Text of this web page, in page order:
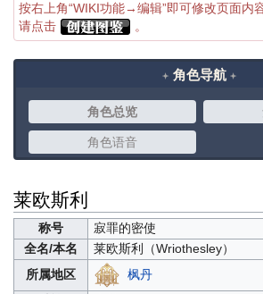
按右上角“WIKI功能→编辑”即可修改页面内
请点击
。
角色导航
角色总览
角色语音
莱欧斯利
称号
寂罪的密使
全名/本名
莱欧斯利（Wriothesley）
所属地区
枫丹